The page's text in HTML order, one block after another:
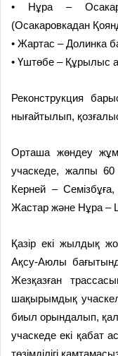
• Нұра –
(Осакаровкадан
• Жартас – Долинка
• Үштөбе – Құрылыс
Реконструкция
нығайтылып, қозғалыс
Орташа жөндеу
учаскеде, жалпы 60
Керней –
Жастар және Нұра –
Қазір екі жылдық
Ақсу-Аюлы
Жезқазған
шақырымдық
биыл орындалып,
учаскеде екі қабат